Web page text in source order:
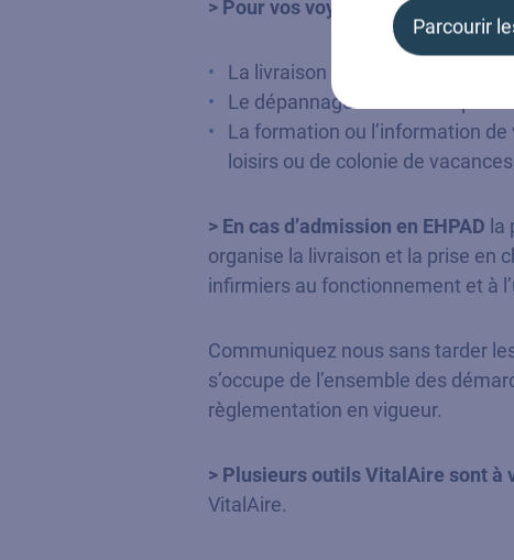
> Pour vos voyages et
La livraison du matériel sur votre
Le dépannage du matériel par
La formation ou l’information
loisirs ou de colonie de
> En cas d’admission en EHPAD la
organise la livraison et la prise en
infirmiers au fonctionnement et à
Communiquez nous sans tarder
s’occupe de l’ensemble des
règlementation en vigueur.
> Plusieurs outils VitalAire sont à
VitalAire.
Parcourir